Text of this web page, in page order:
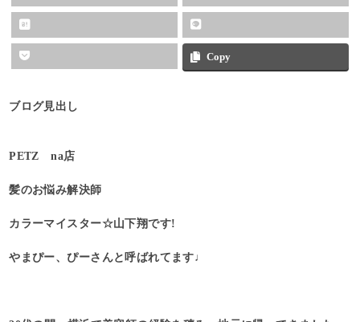
Copy
ブログ見出し
PETZ na店
髪のお悩み解決師
カラーマイスター☆山下翔です!
やまぴー、ぴーさんと呼ばれてます♩